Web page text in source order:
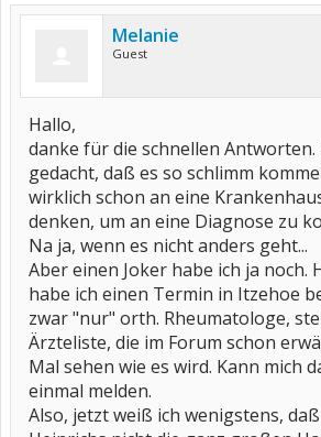
Melanie
Guest
Hallo,
danke für die schnellen
gedacht, daß es so schlimm
wirklich schon an eine
denken, um an eine Diagnose zu
Na ja, wenn es nicht anders geht...
Aber einen Joker habe ich ja noch.
habe ich einen Termin in Itzehoe
zwar "nur" orth. Rheumatologe,
Ärzteliste, die im Forum schon
Mal sehen wie es wird. Kann mich
einmal melden.
Also, jetzt weiß ich wenigstens,